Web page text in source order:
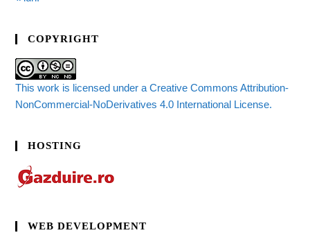
COPYRIGHT
This work is licensed under a Creative Commons Attribution-
NonCommercial-NoDerivatives 4.0 International License.
HOSTING
WEB DEVELOPMENT